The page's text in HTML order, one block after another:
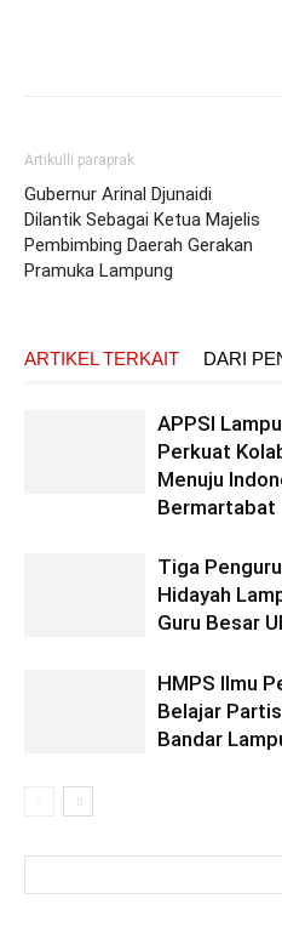
Artikulli paraprak
Gubernur Arinal Djunaidi
Dilantik Sebagai Ketua Majelis
Pembimbing Daerah Gerakan
Pramuka Lampung
ARTIKEL TERKAIT DARI
APPSI
Perkuat
Menuju
Bermartabat
Tiga
Hidayah
Guru Besar
HMPS Ilmu
Belajar
Bandar